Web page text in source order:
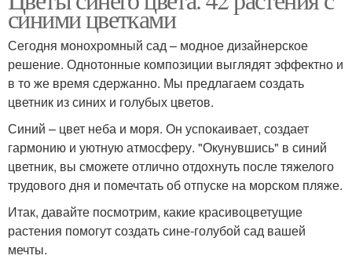
синими цветками
Сегодня монохромный сад – модное дизайнерское
решение. Однотонные композиции выглядят эффектно и
в то же время сдержанно. Мы предлагаем создать
цветник из синих и голубых цветов.
Синий – цвет неба и моря. Он успокаивает, создает
гармонию и уютную атмосферу. "Окунувшись" в синий
цветник, вы сможете отлично отдохнуть после тяжелого
трудового дня и помечтать об отпуске на морском пляже.
Итак, давайте посмотрим, какие красивоцветущие
растения помогут создать сине-голубой сад вашей
мечты.